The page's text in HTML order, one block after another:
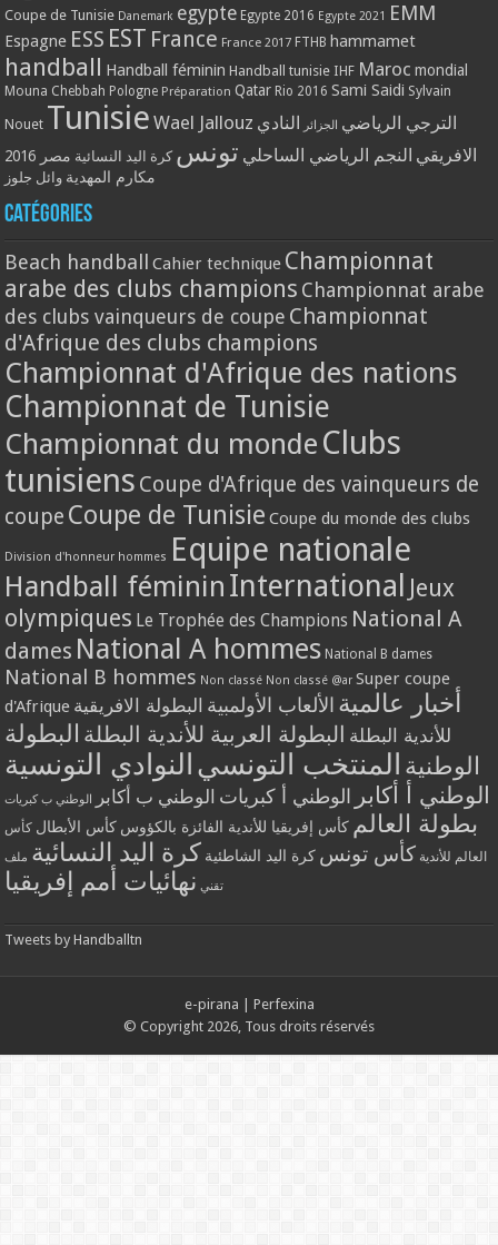
Coupe de Tunisie Danemark egypte Egypte 2016 Egypte 2021 EMM
Espagne ESS EST France France 2017 FTHB hammamet
handball Handball féminin Handball tunisie IHF Maroc mondial
Mouna Chebbah Pologne Préparation Qatar Rio 2016 Sami Saidi Sylvain
Nouet Tunisie Wael Jallouz الترجي الرياضي الجزائر النادي
الافريقي النجم الرياضي الساحلي تونس كرة اليد النسائية مصر 2016
مكارم المهدية وائل جلوز
Catégories
Beach handball Cahier technique Championnat
arabe des clubs champions Championnat arabe
des clubs vainqueurs de coupe Championnat
d'Afrique des clubs champions
Championnat d'Afrique des nations
Championnat de Tunisie
Championnat du monde Clubs
tunisiens Coupe d'Afrique des vainqueurs de
coupe Coupe de Tunisie Coupe du monde des clubs
Division d'honneur hommes Equipe nationale
Handball féminin International Jeux
olympiques Le Trophée des Champions National A
dames National A hommes National B dames
National B hommes Non classé Non classé @ar Super coupe
d'Afrique
أخبار عالمية الألعاب الأولمبية البطولة الافريقية
للأندية البطلة البطولة العربية للأندية البطلة البطولة
الوطنية المنتخب التونسي النوادي التونسية
الوطني أ أكابر الوطني أ كبريات الوطني ب أكابر الوطني ب كبريات
بطولة العالم كأس إفريقيا للأندية الفائزة بالكؤوس كأس الأبطال كأس
العالم للأندية كأس تونس كرة اليد الشاطئية كرة اليد النسائية ملف
تقني نهائيات أمم إفريقيا
Tweets by Handballtn
e-pirana | Perfexina
© Copyright 2026, Tous droits réservés